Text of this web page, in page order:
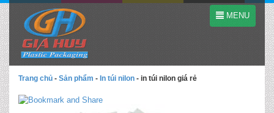
MENU
Trang chủ - Sản phẩm - In túi nilon - in túi nilon giá rẻ